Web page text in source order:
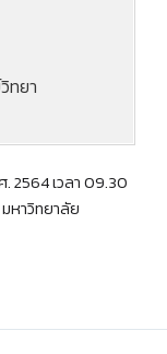
ทยา
2564 เวลา 09.30
หาวิทยาลัย